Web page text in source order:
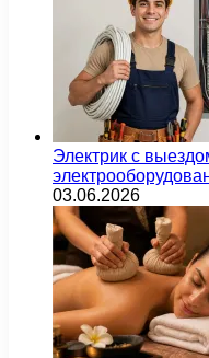
Электрик с
03.06.2026